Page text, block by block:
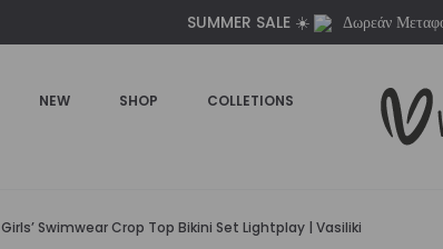
SUMMER SALE ☀️ Δωρεάν
NEW SHOP
COLLETIONS
Girls’ Swimwear Crop Top Bikini Set Lightplay | Vasiliki